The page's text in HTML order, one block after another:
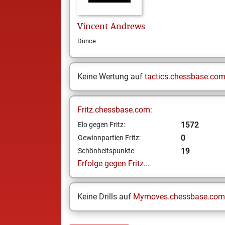
Vincent Andrews
Dunce
Keine Wertung auf tactics.chessbase.com
Fritz.chessbase.com:
Elo gegen Fritz: 1572
Gewinnpartien Fritz: 0
Schönheitspunkte
19
Erfolge gegen Fritz...
Keine Drills auf Mymoves.chessbase.com